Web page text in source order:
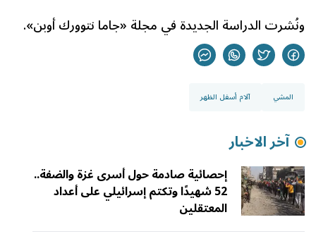
ونُشرت الدراسة الجديدة في مجلة «جاما نتوورك أوبن».
المشي آلام أسفل الظهر
آخر الاخبار
إحصائية صادمة حول أسرى غزة والضفة..
52 شهيدًا وتكتم إسرائيلي على أعداد
المعتقلين